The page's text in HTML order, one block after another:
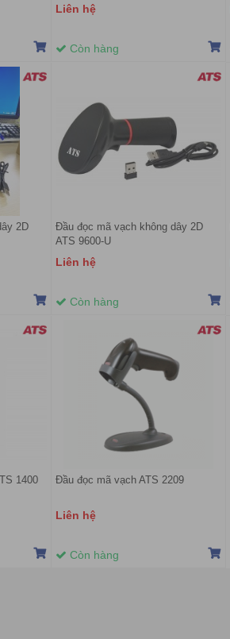
Liên hệ
Còn hàng
2D
Đầu đọc mã vạch không dây 2D
ATS 9600-U
Liên hệ
Còn hàng
1400 Đầu đọc mã vạch ATS 2209
Liên hệ
Còn hàng